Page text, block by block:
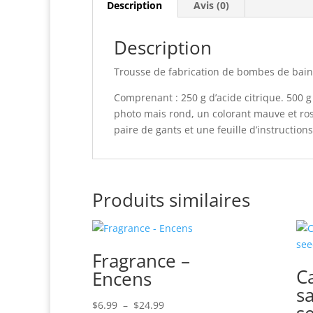
Description Avis (0)
Description
Trousse de fabrication de bombes de
Comprenant : 250 g d’acide citrique.
photo mais rond, un colorant mauve et
paire de gants et une feuille
Produits similaires
Fragrance –
Encens
$6.99 – $24.99Plage